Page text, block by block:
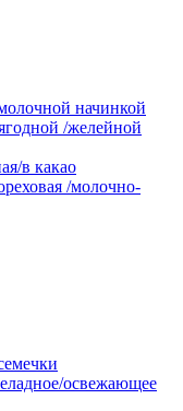
начинкой
/желейной
в какао
/молочно-
освежающее